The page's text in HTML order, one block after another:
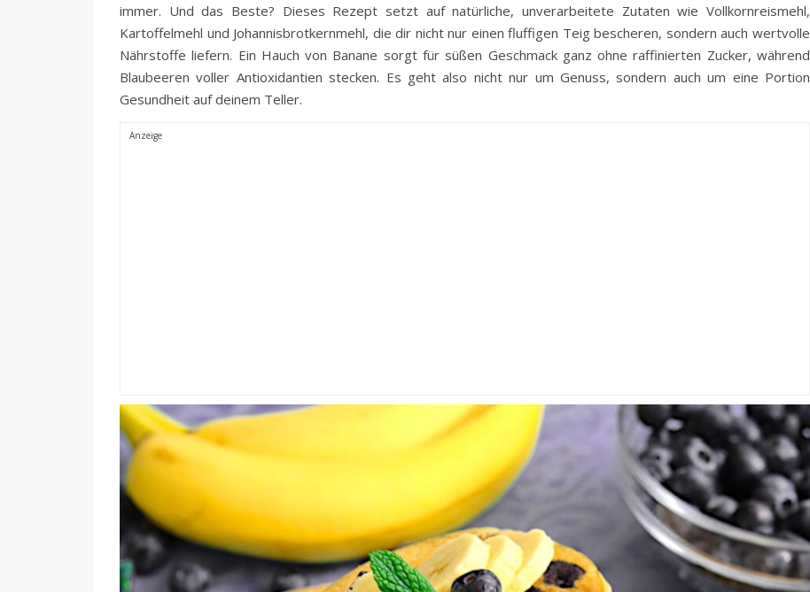
immer. Und das Beste? Dieses Rezept setzt auf natürliche, unverarbeitete Zutaten wie Vollkornreismehl,
Kartoffelmehl und Johannisbrotkernmehl, die dir nicht nur einen fluffigen Teig bescheren, sondern auch wertvolle
Nährstoffe liefern. Ein Hauch von Banane sorgt für süßen Geschmack ganz ohne raffinierten Zucker, während
Blaubeeren voller Antioxidantien stecken. Es geht also nicht nur um Genuss, sondern auch um eine Portion
Gesundheit auf deinem Teller.